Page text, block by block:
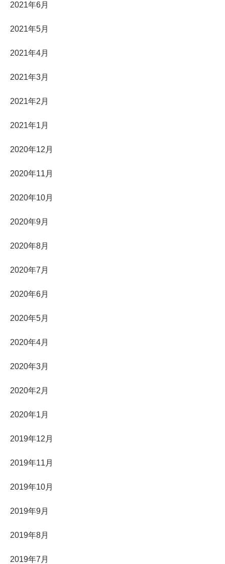
2021年6月
2021年5月
2021年4月
2021年3月
2021年2月
2021年1月
2020年12月
2020年11月
2020年10月
2020年9月
2020年8月
2020年7月
2020年6月
2020年5月
2020年4月
2020年3月
2020年2月
2020年1月
2019年12月
2019年11月
2019年10月
2019年9月
2019年8月
2019年7月